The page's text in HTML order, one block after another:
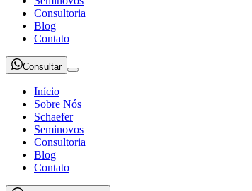
Consultoria
Blog
Contato
Consultar
Início
Sobre Nós
Schaefer
Seminovos
Consultoria
Blog
Contato